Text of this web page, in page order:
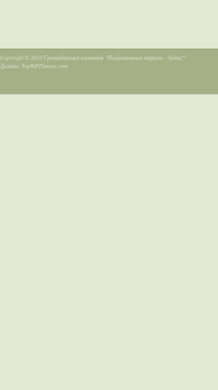
Copyright © 2010 Громадянська кампанія "Національним паркам – бути!"
Дизайн: TopWPThemes.com